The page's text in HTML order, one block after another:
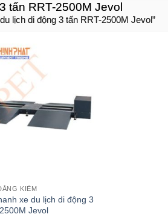
tấn RRT-2500M Jevol
lịch di động 3 tấn RRT-2500M Jevol”
KIỂM
xe du lịch di động 3
Jevol